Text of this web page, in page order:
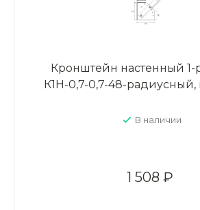
Кронштейн настенный
К1Н-0,7-0,7-48-радиусный,
В наличии
1 508 ₽